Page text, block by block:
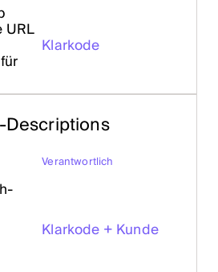
URL
Klarkode
Descriptions
Verantwortlich
Klarkode + Kunde